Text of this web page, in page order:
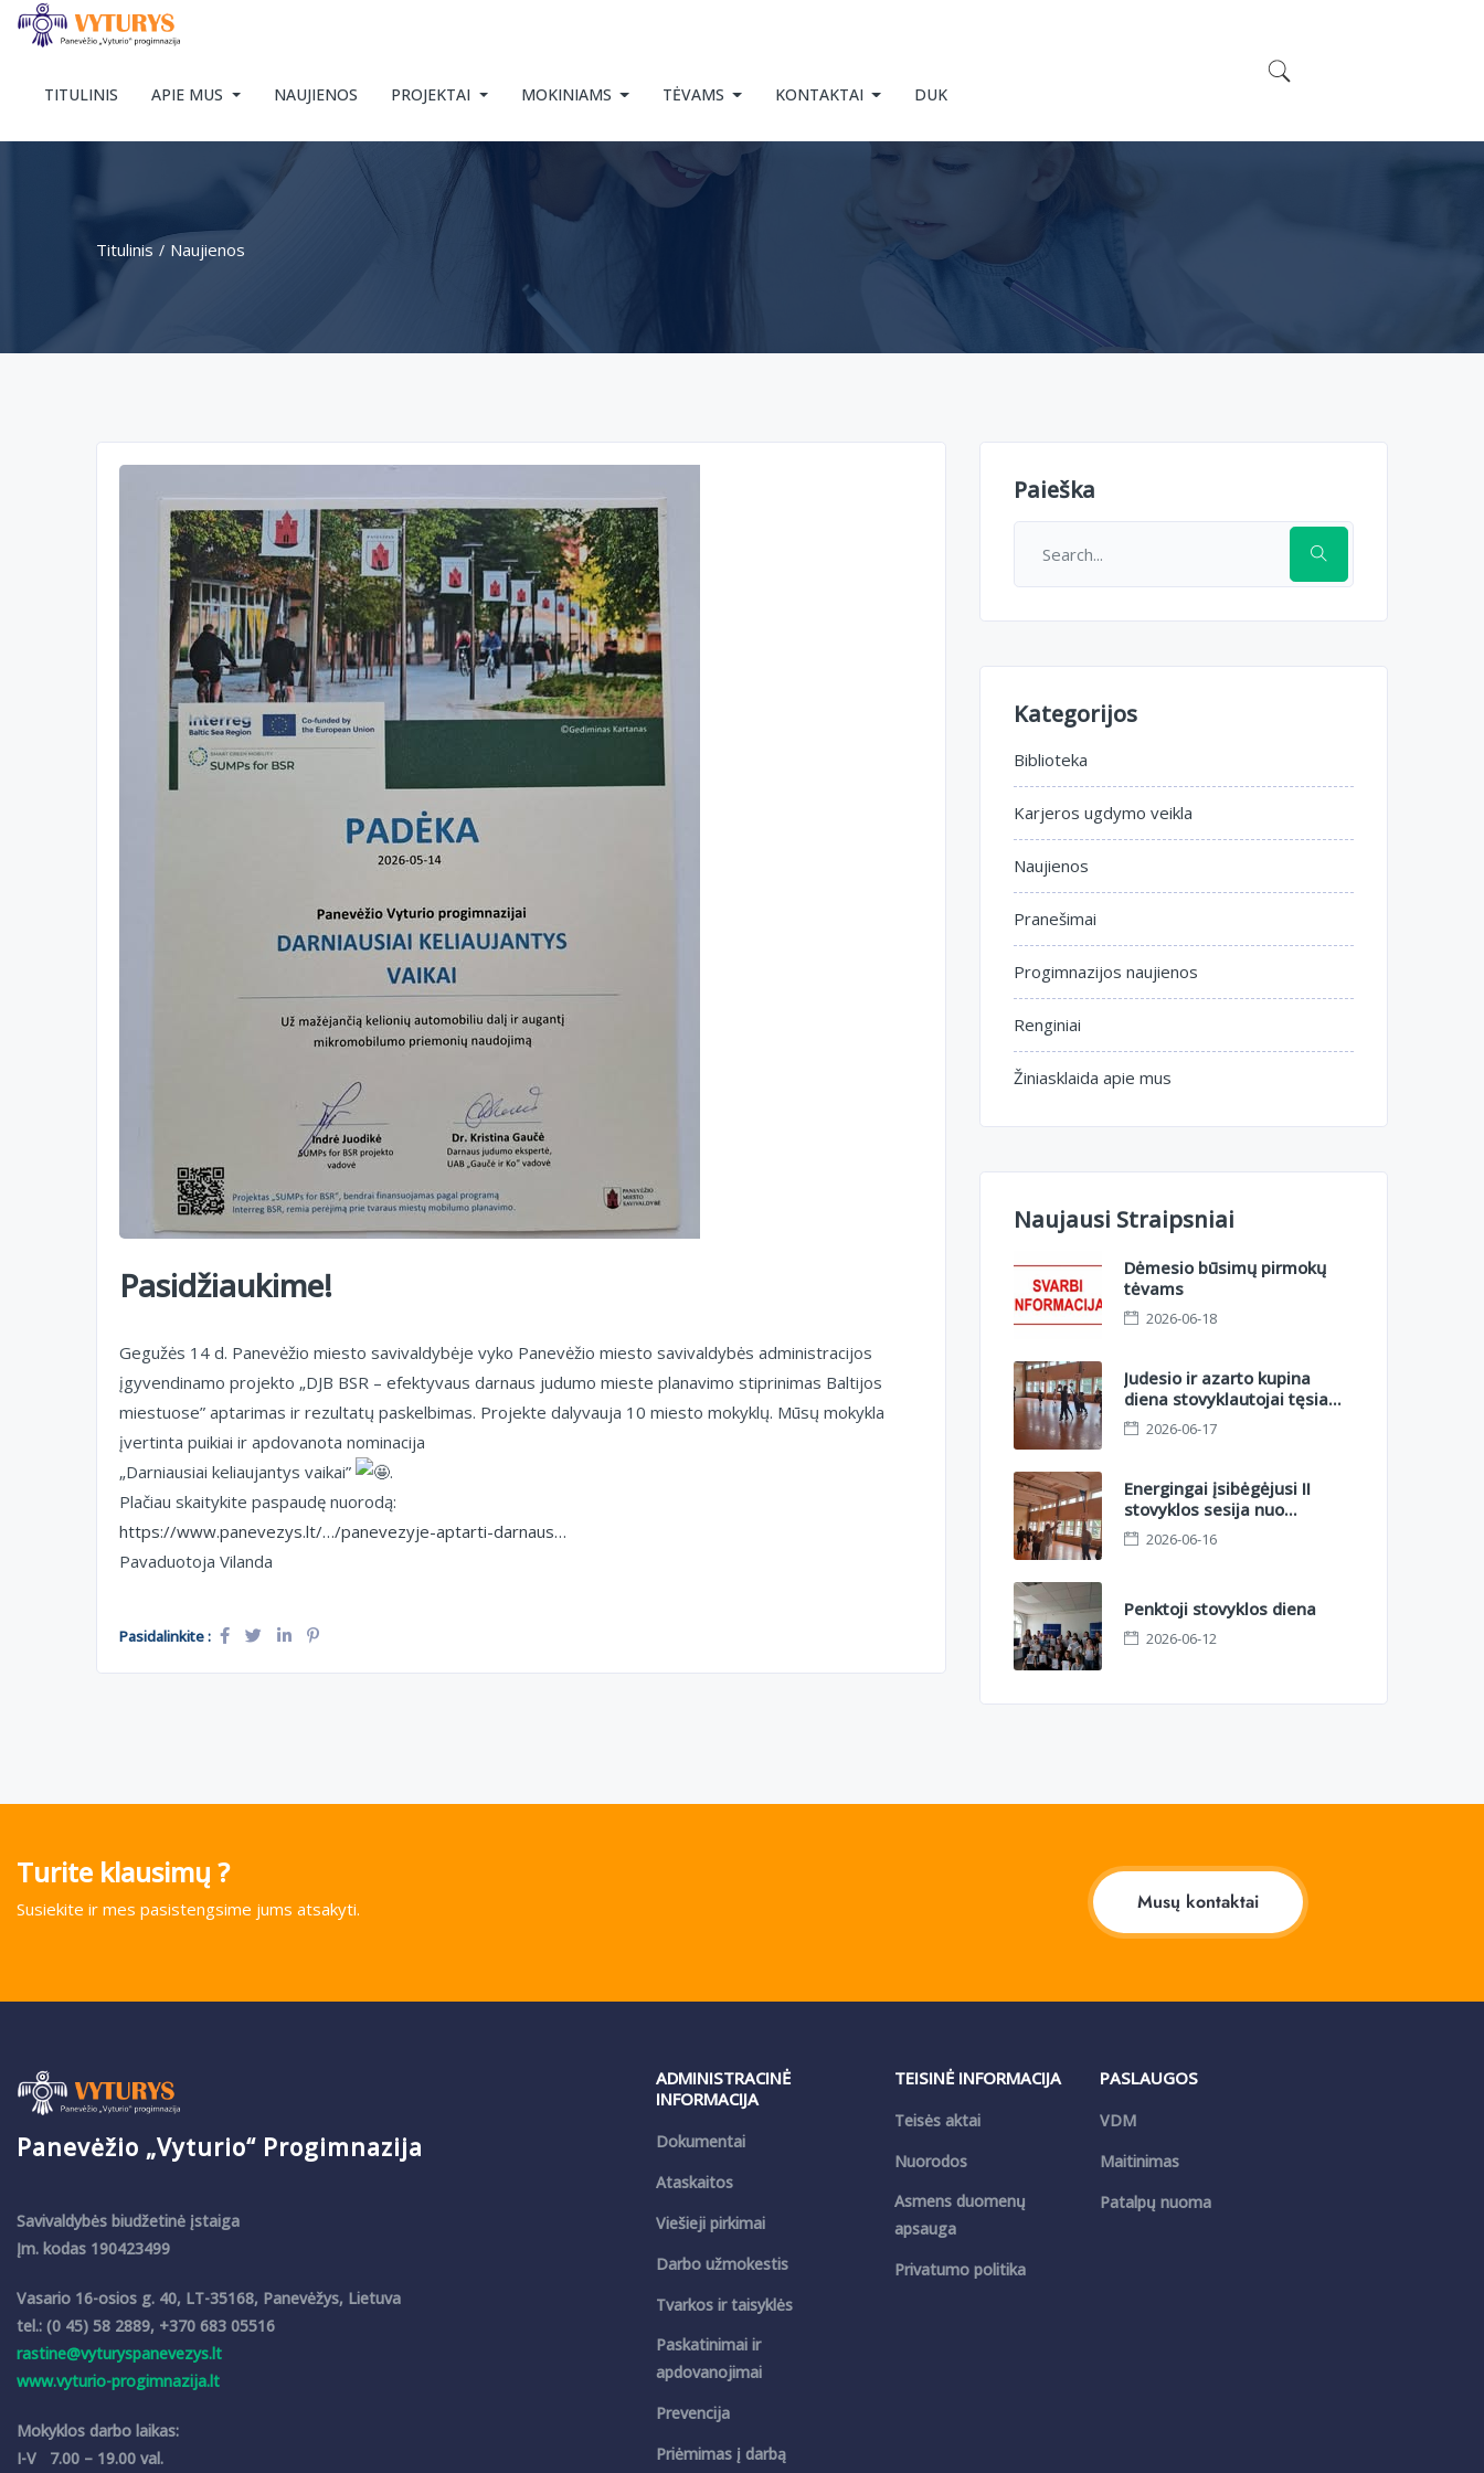
TITULINIS APIE MUS NAUJIENOS PROJEKTAI MOKINIAMS TĖVAMS KONTAKTAI DUK
Titulinis Naujienos
Pasidžiaukime!
Gegužės 14 d. Panevėžio miesto savivaldybėje vyko Panevėžio miesto savivaldybės administracijos
įgyvendinamo projekto „DJB BSR – efektyvaus darnaus judumo mieste planavimo stiprinimas Baltijos
miestuose” aptarimas ir rezultatų paskelbimas. Projekte dalyvauja 10 miesto mokyklų. Mūsų mokykla
įvertinta puikiai ir apdovanota nominacija
„Darniausiai keliaujantys vaikai”
.
Plačiau skaitykite paspaudę nuorodą:
https://www.panevezys.lt/…/panevezyje-aptarti-darnaus…
Pavaduotoja Vilanda
Pasidalinkite :
Paieška
Kategorijos
Biblioteka
Karjeros ugdymo veikla
Naujienos
Pranešimai
Progimnazijos naujienos
Renginiai
Žiniasklaida apie mus
Naujausi Straipsniai
Dėmesio būsimų pirmokų
tėvams
2026-06-18
Judesio ir azarto kupina
diena stovyklautojai tęsia
nuotykius II sesijoje.
2026-06-17
Energingai įsibėgėjusi II
stovyklos sesija nuo
azartinio orientacinio iki
sportinių kovų aikštelėje
2026-06-16
Penktoji stovyklos diena
2026-06-12
Turite klausimų ?
Susiekite ir mes pasistengsime jums atsakyti. Musų kontaktai
Panevėžio „Vyturio“ Progimnazija
Savivaldybės biudžetinė įstaiga
Įm. kodas 190423499
Vasario 16-osios g. 40, LT-35168, Panevėžys, Lietuva
tel.: (0 45) 58 2889, +370 683 05516
rastine@vyturyspanevezys.lt
www.vyturio-progimnazija.lt
Mokyklos darbo laikas:
I-V 7.00 – 19.00 val.
ADMINISTRACINĖ
INFORMACIJA
Dokumentai
Ataskaitos
Viešieji pirkimai
Darbo užmokestis
Tvarkos ir taisyklės
Paskatinimai ir
apdovanojimai
Prevencija
Priėmimas į darbą
TEISINĖ INFORMACIJA
Teisės aktai
Nuorodos
Asmens duomenų
apsauga
Privatumo politika
PASLAUGOS
VDM
Maitinimas
Patalpų nuoma